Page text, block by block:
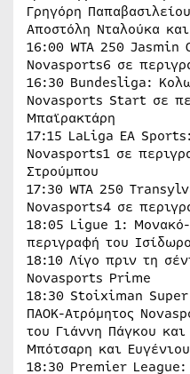
Γρηγόρη
Αποστόλη Νταλούκα
16:00 WTA 250 Jasmin
Novasports6 σε
16:30 Bundesliga:
Novasports Start σε
Μπαϊρακτάρη
17:15 LaLiga EA
Novasports1 σε
Στρούμπου
17:30 WTA 250
Novasports4 σε
18:05 Ligue 1:
περιγραφή του
18:10 Λίγο πριν τη
Novasports Prime
18:30 Stoiximan
ΠΑΟΚ-Ατρόμητος
του Γιάννη Πάγκου
Μπότσαρη και
18:30 Premier League: